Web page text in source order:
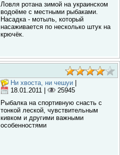
Ловля ротана зимой на украинском
водоёме с местными рыбаками.
Насадка - мотыль, который
насаживается по несколько штук на
крючёк.
Ни хвоста, ни чешуи
18.01.2011
25945
Рыбалка на спортивную снасть с
тонкой леской, чувствительным
кивком и другими важными
особенностями